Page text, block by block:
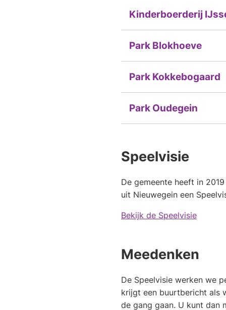
Kinderboerderij
Park Blokhoeve
Park Kokkebogaard
Park Oudegein
Speelvisie
De gemeente heeft in
uit Nieuwegein een
Bekijk de Speelvisie
Meedenken
De Speelvisie werken we
krijgt een buurtbericht als
de gang gaan. U kunt dan